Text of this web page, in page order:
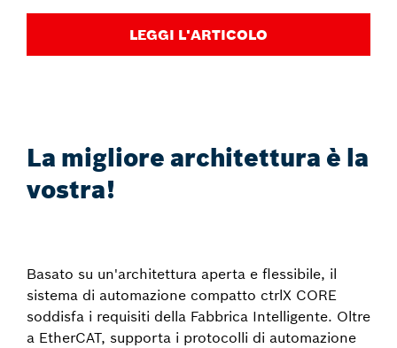
LEGGI L'ARTICOLO
La migliore architettura è la
vostra!
Basato su un'architettura aperta e flessibile, il
sistema di automazione compatto ctrlX CORE
soddisfa i requisiti della Fabbrica Intelligente. Oltre
a EtherCAT, supporta i protocolli di automazione